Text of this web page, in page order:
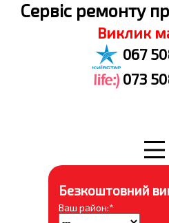
Cервіс ремонту
Виклик
067
073
Безкоштовний
Ваш район:*